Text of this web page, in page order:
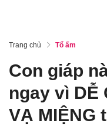
Trang chủ Tổ ấm
Con giáp
ngay vì DỄ
VẠ MIỆNG